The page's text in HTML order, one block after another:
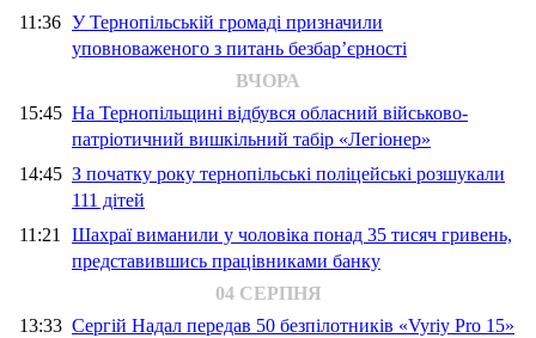
11:36 У Тернопільській громаді призначили
уповноваженого з питань безбар’єрності
ВЧОРА
15:45 На Тернопільщині відбувся обласний військово-
патріотичний вишкільний табір «Легіонер»
14:45 З початку року тернопільські поліцейські розшукали
111 дітей
11:21 Шахраї виманили у чоловіка понад 35 тисяч гривень,
представившись працівниками банку
04 СЕРПНЯ
13:33 Сергій Надал передав 50 безпілотників «Vyriy Pro 15»